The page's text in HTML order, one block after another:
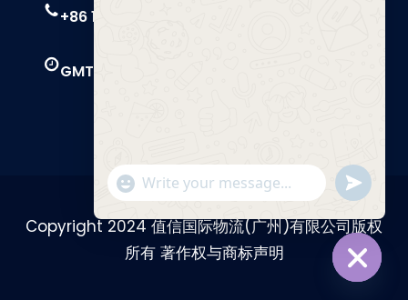
+86 186 6503 8749
GMT+8 9 AM – 6 PM
Copyright 2024 值信国际物流(广州)有限公司版权
所有 著作权与商标声明
"+chaty_settings.lang.emoji_picker+"
Send
WhatsApp